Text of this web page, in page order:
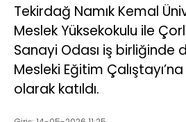
Tekirdağ Namık Kemal
Meslek Yüksekokulu ile
Sanayi Odası iş birliğinde
Mesleki Eğitim
olarak katıldı.